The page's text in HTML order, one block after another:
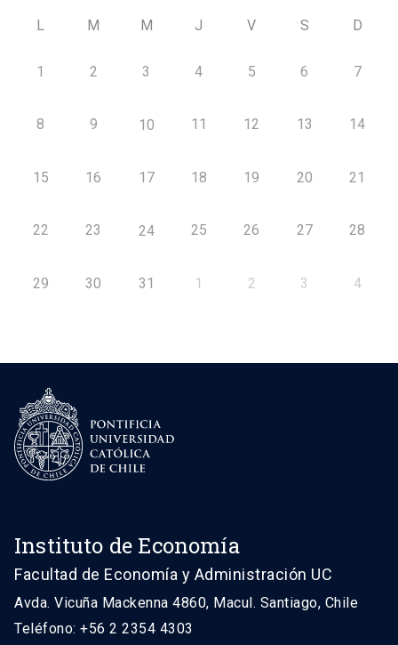
L M M J V S D
1 2 3 4 5 6 7
8 9 10 11 12 13 14
15 16 17 18 19 20 21
22 23 24 25 26 27 28
29 30 31 1 2 3 4
Instituto de Economía
Facultad de Economía y Administración UC
Avda. Vicuña Mackenna 4860, Macul. Santiago, Chile
Teléfono: +56 2 2354 4303